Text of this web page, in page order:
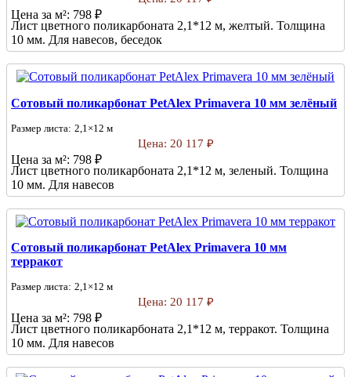
Цена за м²: 798 ₽
Лист цветного поликарбоната 2,1*12 м, желтый. Толщина
10 мм. Для навесов, беседок
Сотовый поликарбонат PetAlex Primavera 10 мм зелёный
Размер листа: 2,1×12 м
Цена: 20 117 ₽
Цена за м²: 798 ₽
Лист цветного поликарбоната 2,1*12 м, зеленый. Толщина
10 мм. Для навесов
Сотовый поликарбонат PetAlex Primavera 10 мм
терракот
Размер листа: 2,1×12 м
Цена: 20 117 ₽
Цена за м²: 798 ₽
Лист цветного поликарбоната 2,1*12 м, терракот. Толщина
10 мм. Для навесов